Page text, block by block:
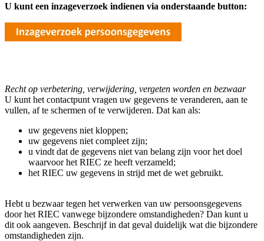
U kunt een inzageverzoek indienen via onderstaande button:
Recht op verbetering, verwijdering, vergeten worden en bezwaar
U kunt het contactpunt vragen uw gegevens te veranderen, aan te
vullen, af te schermen of te verwijderen. Dat kan als:
uw gegevens niet kloppen;
uw gegevens niet compleet zijn;
u vindt dat de gegevens niet van belang zijn voor het doel
waarvoor het RIEC ze heeft verzameld;
het RIEC uw gegevens in strijd met de wet gebruikt.
Hebt u bezwaar tegen het verwerken van uw persoonsgegevens
door het RIEC vanwege bijzondere omstandigheden? Dan kunt u
dit ook aangeven. Beschrijf in dat geval duidelijk wat die bijzondere
omstandigheden zijn.